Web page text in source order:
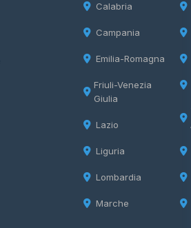
Calabria
Campania
Emilia-Romagna
Friuli-Venezia
Giulia
Lazio
Liguria
Lombardia
Marche